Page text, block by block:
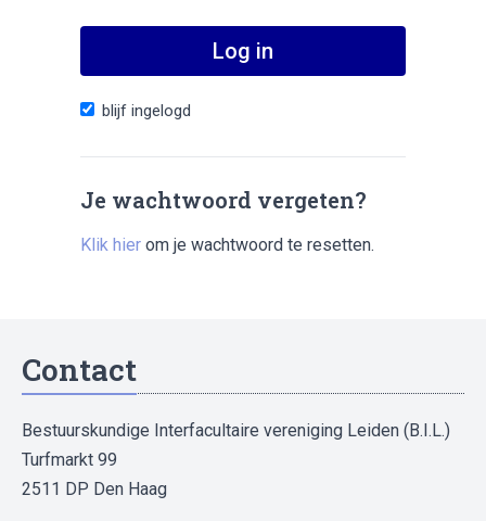
Log in
blijf ingelogd
Je wachtwoord vergeten?
Klik hier om je wachtwoord te resetten.
Contact
Bestuurskundige Interfacultaire vereniging Leiden (B.I.L.)
Turfmarkt 99
2511 DP Den Haag